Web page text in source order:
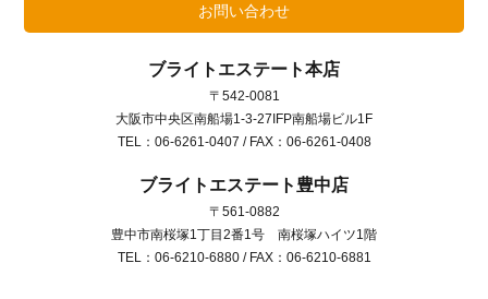
お問い合わせ
ブライトエステート本店
〒542-0081
大阪市中央区南船場1-3-27IFP南船場ビル1F
TEL：06-6261-0407 / FAX：06-6261-0408
ブライトエステート豊中店
〒561-0882
豊中市南桜塚1丁目2番1号 南桜塚ハイツ1階
TEL：06-6210-6880 / FAX：06-6210-6881